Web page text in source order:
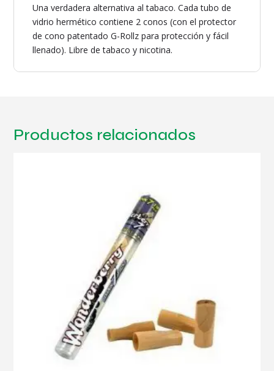
Una verdadera alternativa al tabaco. Cada tubo de
vidrio hermético contiene 2 conos (con el protector
de cono patentado G-Rollz para protección y fácil
llenado). Libre de tabaco y nicotina.
Productos relacionados